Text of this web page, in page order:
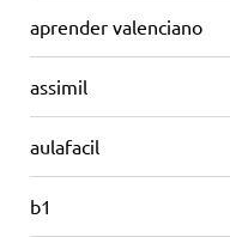
aprender valenciano
assimil
aulafacil
b1